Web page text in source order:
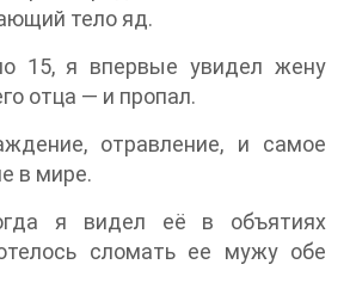
тело яд.
15, я впервые увидел жену
отца — и пропал.
отравление, и самое
в мире.
я видел её в объятиях
сломать ее мужу обе